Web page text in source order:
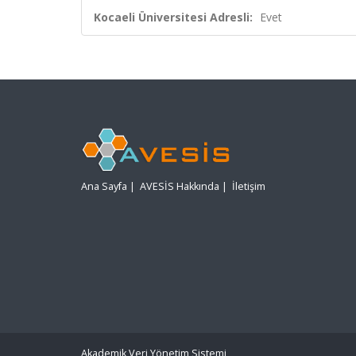
Kocaeli Üniversitesi Adresli: Evet
Ana Sayfa | AVESİS Hakkında | İletişim
Akademik Veri Yönetim Sistemi